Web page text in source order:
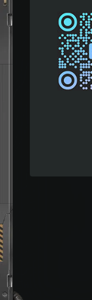
互动，决定故事的走向。